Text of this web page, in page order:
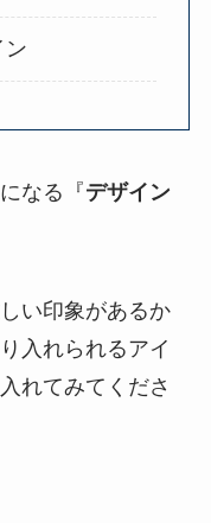
ン
なる『デザイン
い印象があるか
入れられるアイ
れてみてくださ